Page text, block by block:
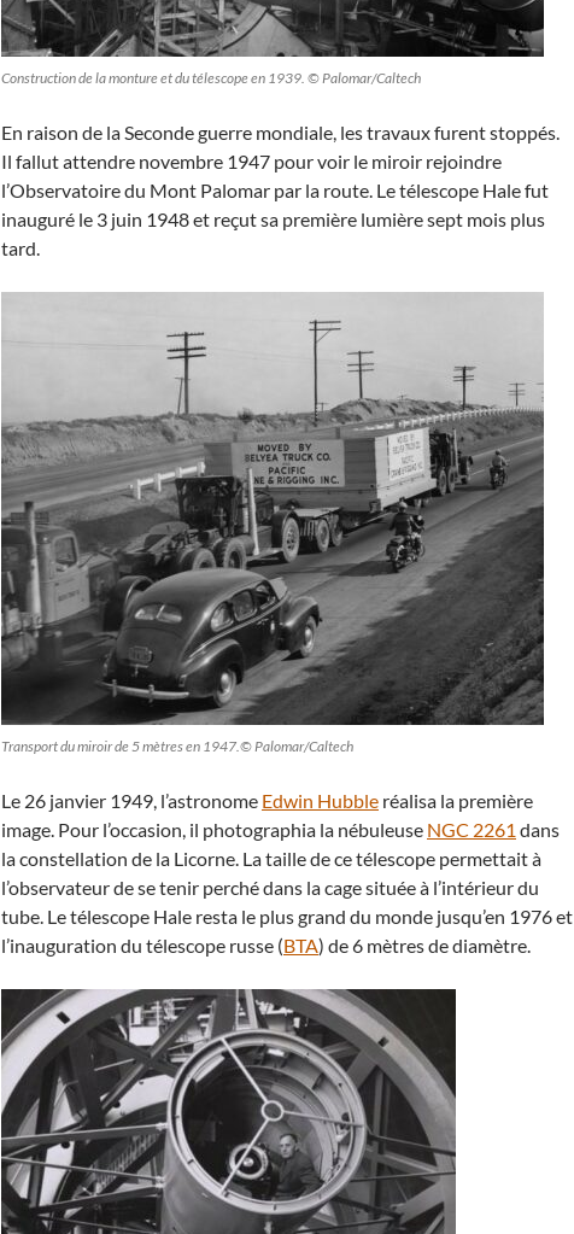
Construction de la monture et du télescope en 1939. © Palomar/Caltech
En raison de la Seconde guerre mondiale, les travaux furent stoppés.
Il fallut attendre novembre 1947 pour voir le miroir rejoindre
l’Observatoire du Mont Palomar par la route. Le télescope Hale fut
inauguré le 3 juin 1948 et reçut sa première lumière sept mois plus
tard.
Transport du miroir de 5 mètres en 1947.© Palomar/Caltech
Le 26 janvier 1949, l’astronome Edwin Hubble réalisa la première
image. Pour l’occasion, il photographia la nébuleuse NGC 2261 dans
la constellation de la Licorne. La taille de ce télescope permettait à
l’observateur de se tenir perché dans la cage située à l’intérieur du
tube. Le télescope Hale resta le plus grand du monde jusqu’en 1976 et
l’inauguration du télescope russe (BTA) de 6 mètres de diamètre.